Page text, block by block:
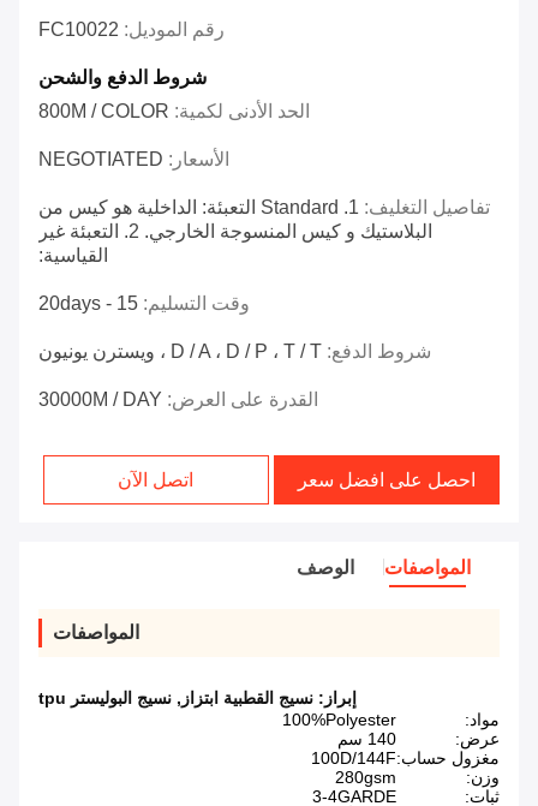
رقم الموديل: FC10022
شروط الدفع والشحن
الحد الأدنى لكمية: 800M / COLOR
الأسعار: NEGOTIATED
تفاصيل التغليف:
1. Standard التعبئة: الداخلية هو كيس من
البلاستيك و كيس المنسوجة الخارجي. 2. التعبئة غير
القياسية:
وقت التسليم: 15 - 20days
شروط الدفع: D / A ، D / P ، T / T ، ويسترن يونيون
القدرة على العرض: 30000M / DAY
احصل على افضل سعر اتصل الآن
المواصفات الوصف
المواصفات
إبراز: نسيج القطبية ابتزاز , نسيج البوليستر tpu
مواد:
100%Polyester
عرض:
140 سم
مغزول حساب:100D/144F
وزن:
280gsm
ثبات:
3-4GARDE